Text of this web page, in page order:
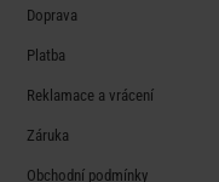
Doprava
Platba
Reklamace a vrácení
Záruka
Obchodní podmínky